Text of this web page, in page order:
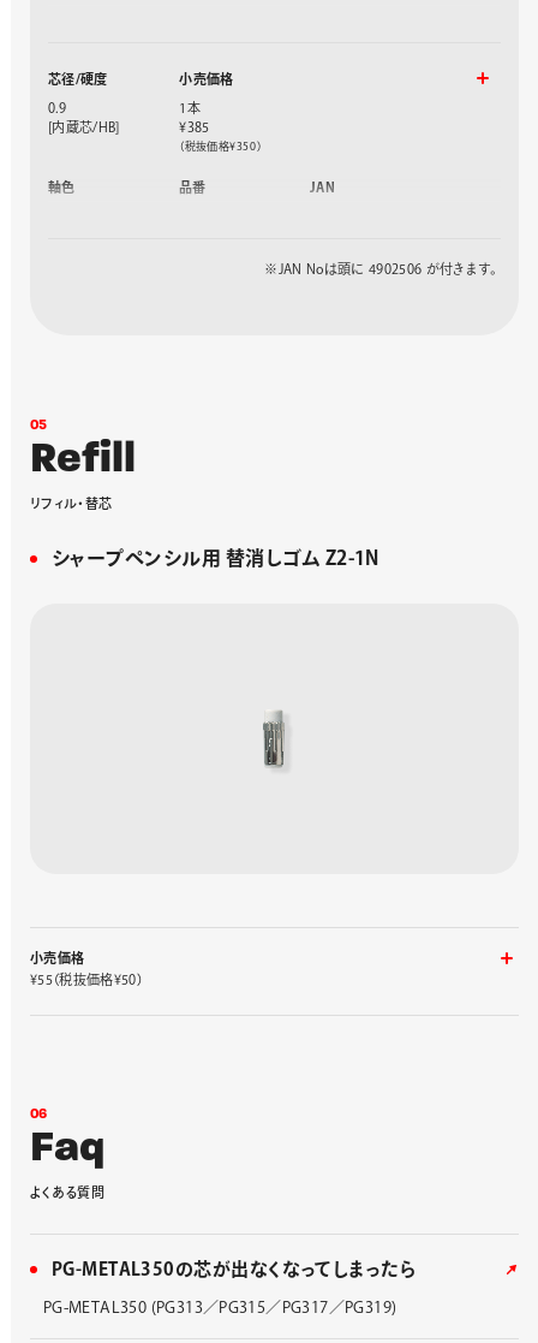
芯径/硬度
0.9
[内蔵芯/HB]
小売価格
1本
¥385
（税抜価格¥350）
軸色 品番 JAN
※JAN Noは頭に 4902506 が付きます。
05
Refill
リフ ィ ル・ 替芯
シャープペンシル用 替消しゴム Z2-1N
小売価格
¥55（税抜価格¥50）
06
Faq
よく ある質 問
PG-METAL350の芯が出なくなってしまったら
PG-METAL350 (PG313／PG315／PG317／PG319)